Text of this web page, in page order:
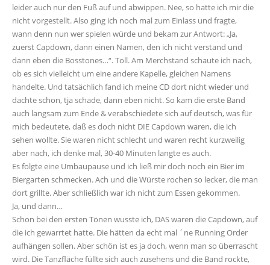
leider auch nur den Fuß auf und abwippen. Nee, so hatte ich mir die
nicht vorgestellt. Also ging ich noch mal zum Einlass und fragte,
wann denn nun wer spielen würde und bekam zur Antwort: „Ja,
zuerst Capdown, dann einen Namen, den ich nicht verstand und
dann eben die Bosstones…“. Toll. Am Merchstand schaute ich nach,
ob es sich vielleicht um eine andere Kapelle, gleichen Namens
handelte. Und tatsächlich fand ich meine CD dort nicht wieder und
dachte schon, tja schade, dann eben nicht. So kam die erste Band
auch langsam zum Ende & verabschiedete sich auf deutsch, was für
mich bedeutete, daß es doch nicht DIE Capdown waren, die ich
sehen wollte. Sie waren nicht schlecht und waren recht kurzweilig
aber nach, ich denke mal, 30-40 Minuten langte es auch.
Es folgte eine Umbaupause und ich ließ mir doch noch ein Bier im
Biergarten schmecken. Ach und die Würste rochen so lecker, die man
dort grillte. Aber schließlich war ich nicht zum Essen gekommen.
Ja, und dann…
Schon bei den ersten Tönen wusste ich, DAS waren die Capdown, auf
die ich gewarrtet hatte. Die hätten da echt mal ´ne Running Order
aufhängen sollen. Aber schön ist es ja doch, wenn man so überrascht
wird. Die Tanzfläche füllte sich auch zusehens und die Band rockte,